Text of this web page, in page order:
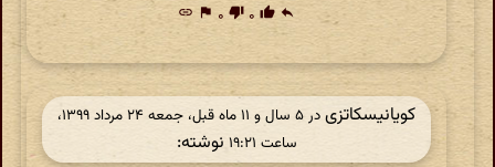
reply
thumb_up ۰ thumb_down ۰ flag
link
کویانیسکاتزی
در ‫۵ سال و ۱۱ ماه قبل، جمعه ۲۴ مرداد ۱۳۹۹،
ساعت ۱۹:۲۱
نوشته: